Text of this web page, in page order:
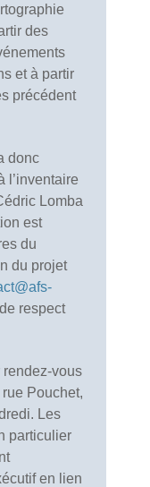
des
et à partir
précédent
donc
l’inventaire
Lomba
est
du
du projet
respect
rendez-vous
Pouchet,
Les
particulier
en lien